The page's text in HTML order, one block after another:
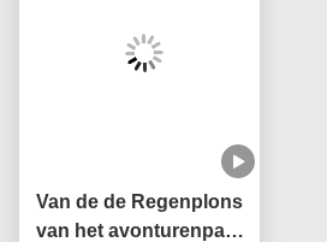
Van de de Regenplons
van het avonturenpark